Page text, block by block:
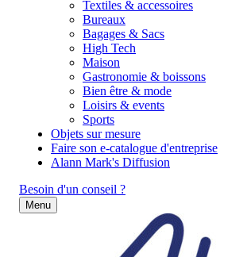
Textiles & accessoires
Bureaux
Bagages & Sacs
High Tech
Maison
Gastronomie & boissons
Bien être & mode
Loisirs & events
Sports
Objets sur mesure
Faire son e-catalogue d'entreprise
Alann Mark's Diffusion
Besoin d'un conseil ?
Menu